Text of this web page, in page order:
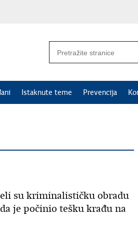
Istaknute teme Prevencija
su kriminalističku obradu
je počinio tešku krađu na